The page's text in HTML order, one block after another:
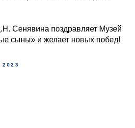
Сенявина поздравляет Музей
сыны» и желает новых побед!